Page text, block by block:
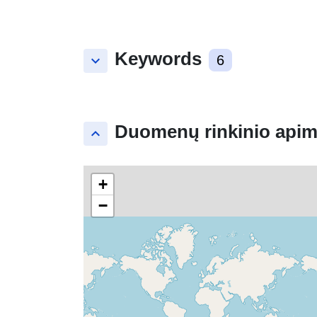
keyboard_arrow_down Keywords 6
keyboard_arrow_up Duomenų rinkinio
+
−